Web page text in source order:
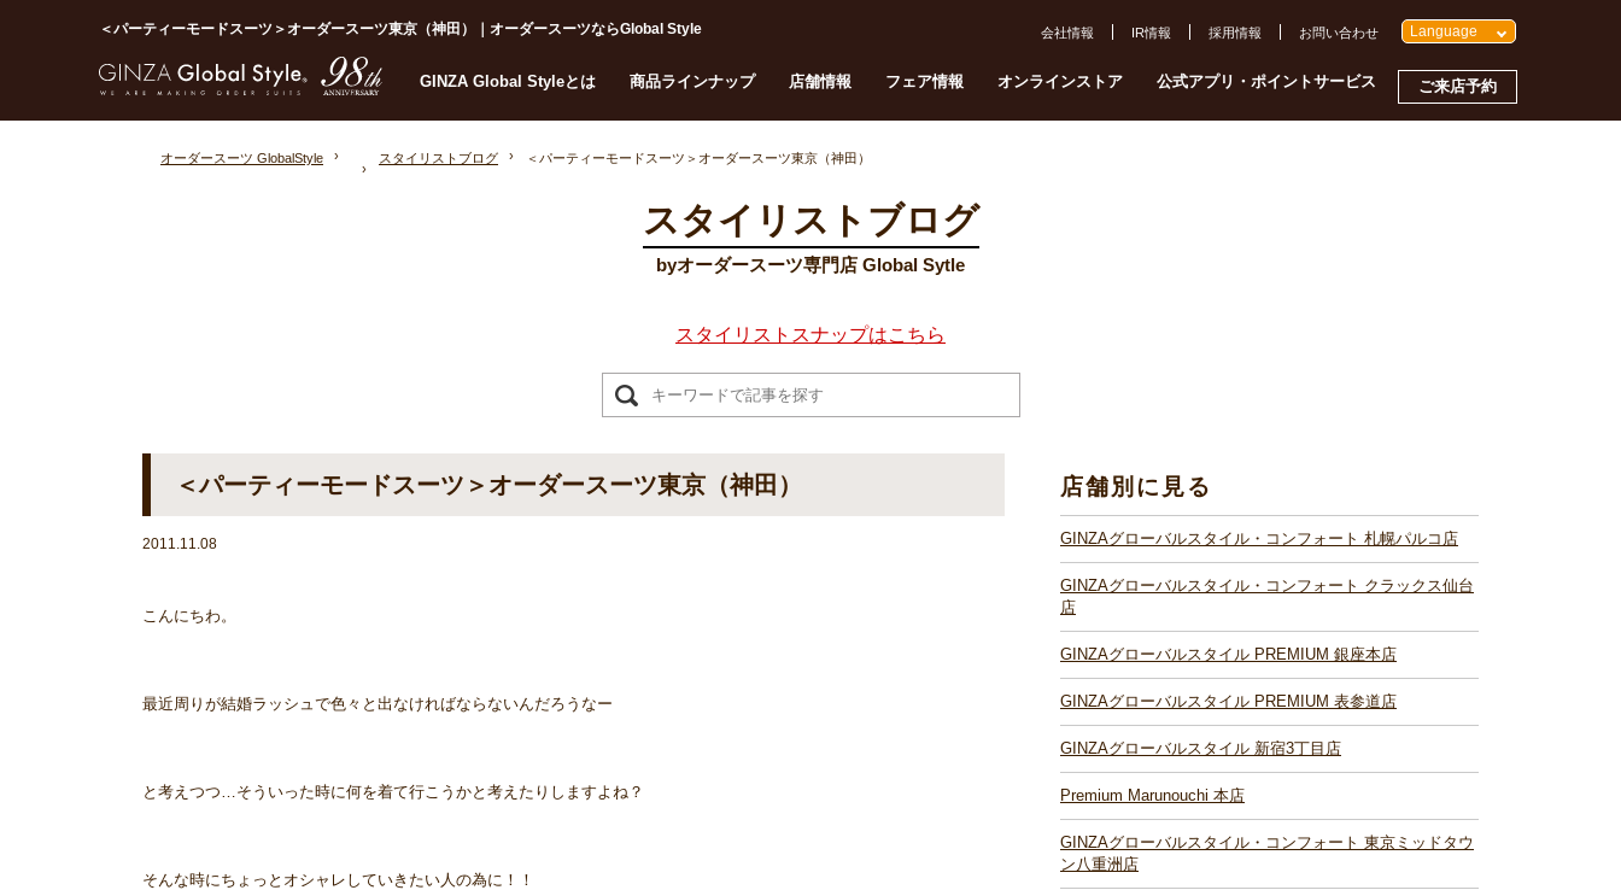
＜パーティーモードスーツ＞オーダースーツ東京（神田）｜オーダースーツならGlobal Style
GINZA Global Styleとは 商品ラインナップ 店舗情報 フェア情報 オンラインストア 公式アプリ・ポイントサービス ご来店予約
会社情報 IR情報 採用情報 お問い合わせ Language
オーダースーツ GlobalStyle スタイリストブログ ＜パーティーモードスーツ＞オーダースーツ東京（神田）
スタイリストブログ
byオーダースーツ専門店 Global Sytle
スタイリストスナップはこちら
＜パーティーモードスーツ＞オーダースーツ東京（神田）
2011.11.08
こんにちわ。
最近周りが結婚ラッシュで色々と出なければならないんだろうなー
と考えつつ…そういった時に何を着て行こうかと考えたりしますよね？
そんな時にちょっとオシャレしていきたい人の為に！！
店舗別に見る
GINZAグローバルスタイル・コンフォート 札幌パルコ店
GINZAグローバルスタイル・コンフォート クラックス仙台
店
GINZAグローバルスタイル PREMIUM 銀座本店
GINZAグローバルスタイル PREMIUM 表参道店
GINZAグローバルスタイル 新宿3丁目店
Premium Marunouchi 本店
GINZAグローバルスタイル・コンフォート 東京ミッドタウ
ン八重洲店